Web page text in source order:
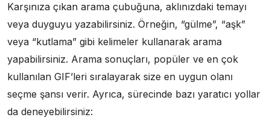
Karşınıza çıkan arama çubuğuna, aklınızdaki temayı
veya duyguyu yazabilirsiniz. Örneğin, “gülme”, “aşk”
veya “kutlama” gibi kelimeler kullanarak arama
yapabilirsiniz. Arama sonuçları, popüler ve en çok
kullanılan GIF’leri sıralayarak size en uygun olanı
seçme şansı verir. Ayrıca, sürecinde bazı yaratıcı yollar
da deneyebilirsiniz: